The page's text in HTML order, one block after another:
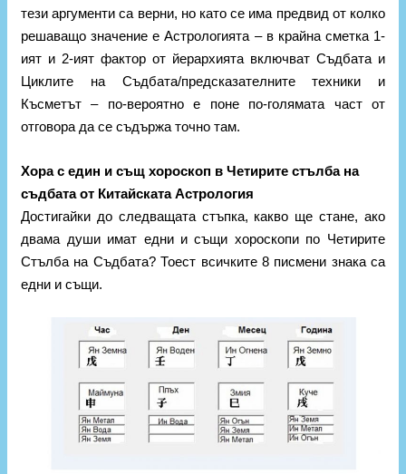
тези аргументи са верни, но като се има предвид от колко
решаващо значение е Астрологията – в крайна сметка 1-
ият и 2-ият фактор от йерархията включват Съдбата и
Циклите на Съдбата/предсказателните техники и
Късметът – по-вероятно е поне по-голямата част от
отговора да се съдържа точно там.
Хора с един и същ хороскоп в Четирите стълба на
съдбата от Китайската Астрология
Достигайки до следващата стъпка, какво ще стане, ако
двама души имат едни и същи хороскопи по Четирите
Стълба на Съдбата? Тоест всичките 8 писмени знака са
едни и същи.